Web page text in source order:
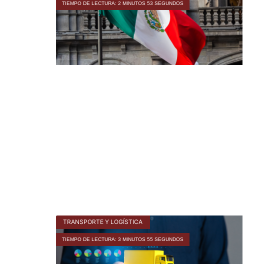
TIEMPO DE LECTURA: 2 MINUTOS 53 SEGUNDOS
TRANSPORTE Y LOGÍSTICA
TIEMPO DE LECTURA: 3 MINUTOS 55 SEGUNDOS